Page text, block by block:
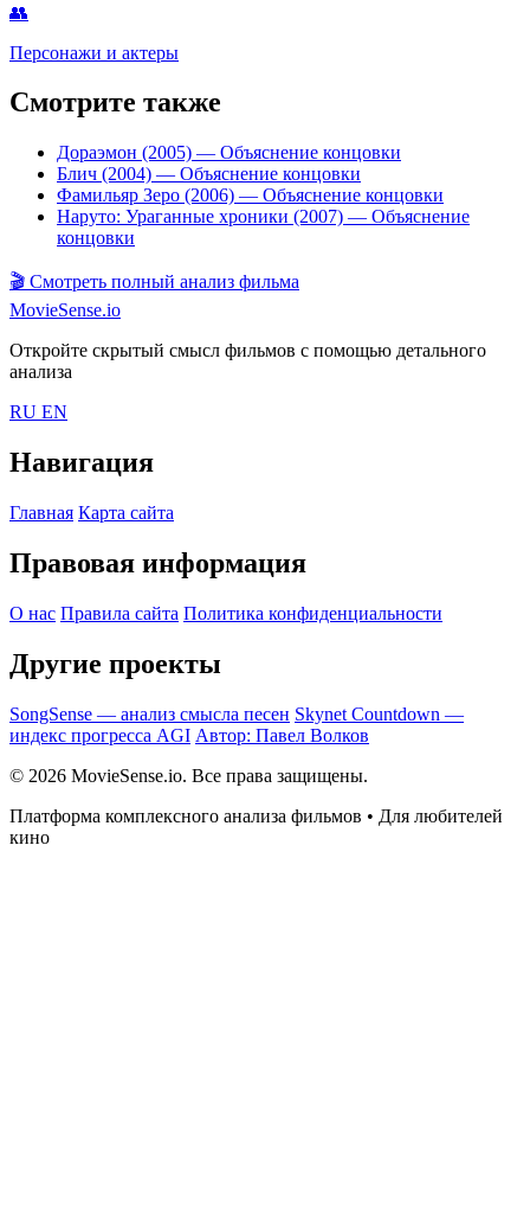
👥
Персонажи и актеры
Смотрите также
Дораэмон (2005) — Объяснение концовки
Блич (2004) — Объяснение концовки
Фамильяр Зеро (2006) — Объяснение концовки
Наруто: Ураганные хроники (2007) — Объяснение
концовки
🎬 Смотреть полный анализ фильма
MovieSense.io
Откройте скрытый смысл фильмов с помощью детального
анализа
RU EN
Навигация
Главная Карта сайта
Правовая информация
О нас Правила сайта Политика конфиденциальности
Другие проекты
SongSense — анализ смысла песен Skynet Countdown —
индекс прогресса AGI Автор: Павел Волков
© 2026 MovieSense.io. Все права защищены.
Платформа комплексного анализа фильмов • Для любителей
кино